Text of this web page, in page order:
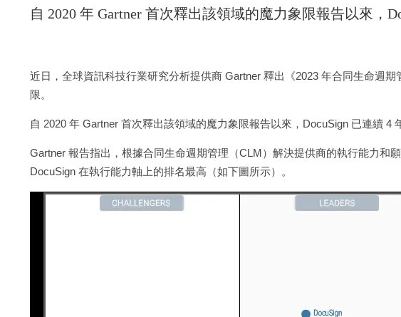
自 2020 年 Gartner 首次釋出該領域的魔力象限報告以來，
近日，全球資訊科技行業研究分析提供商 Gartner 釋出《2023 年合同生命週
限。
自 2020 年 Gartner 首次釋出該領域的魔力象限報告以來，DocuSign 已連續 4
Gartner 報告指出，根據合同生命週期管理（CLM）解決提供商的執行能力和
DocuSign 在執行能力軸上的排名最高（如下圖所示）。